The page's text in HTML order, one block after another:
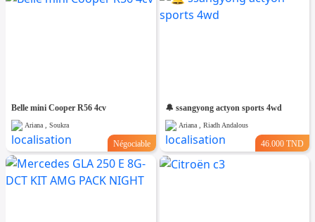
Belle mini Cooper R56 4cv
Ariana , Soukra
Négociable
🔔 ssangyong actyon sports 4wd
Ariana , Riadh Andalous
46.000 TND